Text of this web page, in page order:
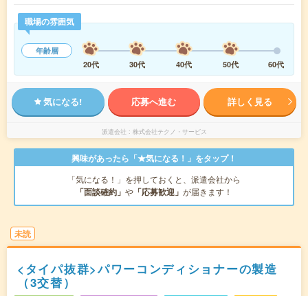
職場の雰囲気
年齢層
20代
30代 40代 50代 60代
気になる! 応募へ進む 詳しく見る
派遣会社 株式会社テクノ・サービス
興味があったら「★気になる！」をタップ！
「気になる！」を押しておくと、派遣会社から
「面談確約」 や 「応募歓迎」 が届きます！
未読
<タイパ抜群>パワーコンディショナーの製造
（3交替）